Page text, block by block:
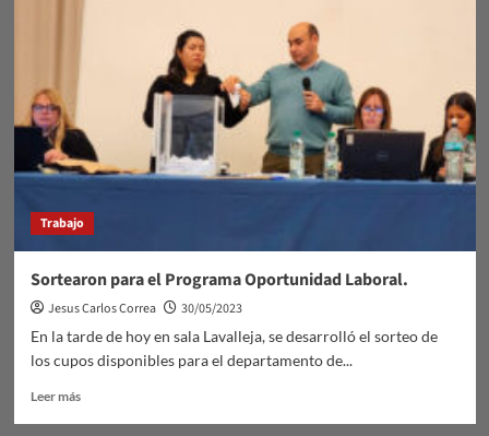
Trabajo
Sortearon para el Programa Oportunidad Laboral.
Jesus Carlos Correa
30/05/2023
En la tarde de hoy en sala Lavalleja, se desarrolló el sorteo de
los cupos disponibles para el departamento de...
Leer másLeer